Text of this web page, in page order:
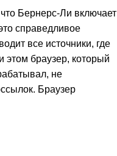
Бернерс-Ли включает
справедливое
все источники, где
этом браузер, который
не
Браузер